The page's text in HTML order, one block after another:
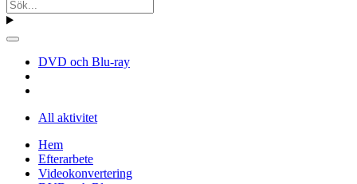
DVD och Blu-ray
All aktivitet
Hem
Efterarbete
Videokonvertering